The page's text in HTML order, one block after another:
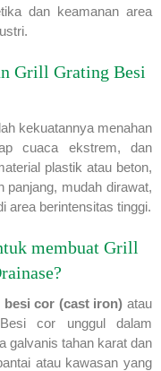
dan keamanan area
Grill Grating Besi
kekuatannya menahan
cuaca ekstrem, dan
plastik atau beton,
panjang, mudah dirawat,
area berintensitas tinggi.
membuat Grill
besi cor (cast iron) atau
cor unggul dalam
galvanis tahan karat dan
atau kawasan yang